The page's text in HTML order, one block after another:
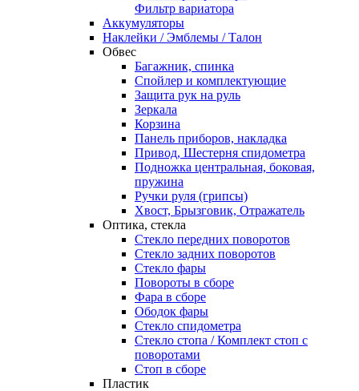
Фильтр вариатора
Аккумуляторы
Наклейки / Эмблемы / Талон
Обвес
Багажник, спинка
Спойлер и комплектующие
Защита рук на руль
Зеркала
Корзина
Панель приборов, накладка
Привод, Шестерня спидометра
Подножка центральная, боковая,
пружина
Ручки руля (грипсы)
Хвост, Брызговик, Отражатель
Оптика, стекла
Стекло передних поворотов
Стекло задних поворотов
Стекло фары
Повороты в сборе
Фара в сборе
Ободок фары
Стекло спидометра
Стекло стопа / Комплект стоп с
поворотами
Стоп в сборе
Пластик